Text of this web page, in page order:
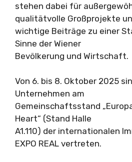
stehen dabei für
qualitätvolle Großprojekte
wichtige Beiträge zu einer
Sinne der Wiener
Bevölkerung und Wirtschaft.
Von 6. bis 8. Oktober 2025
Unternehmen am
Gemeinschaftsstand
Heart“ (Stand Halle
A1.110) der internationalen
EXPO REAL vertreten.